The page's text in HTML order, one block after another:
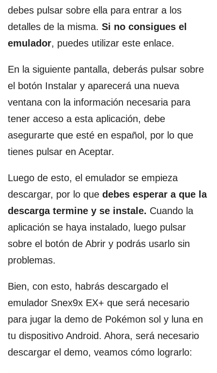
debes pulsar sobre ella para entrar a los
detalles de la misma. Si no consigues el
emulador, puedes utilizar este enlace.
En la siguiente pantalla, deberás pulsar sobre
el botón Instalar y aparecerá una nueva
ventana con la información necesaria para
tener acceso a esta aplicación, debe
asegurarte que esté en español, por lo que
tienes pulsar en Aceptar.
Luego de esto, el emulador se empieza
descargar, por lo que debes esperar a que la
descarga termine y se instale. Cuando la
aplicación se haya instalado, luego pulsar
sobre el botón de Abrir y podrás usarlo sin
problemas.
Bien, con esto, habrás descargado el
emulador Snex9x EX+ que será necesario
para jugar la demo de Pokémon sol y luna en
tu dispositivo Android. Ahora, será necesario
descargar el demo, veamos cómo lograrlo: